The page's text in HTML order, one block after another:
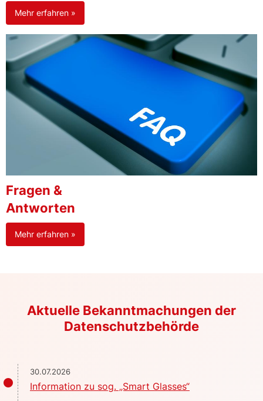
Mehr erfahren »
Fragen &
Antworten
Mehr erfahren »
Aktuelle Bekanntmachungen der
Datenschutzbehörde
30.07.2026
Information zu sog. „Smart Glasses“